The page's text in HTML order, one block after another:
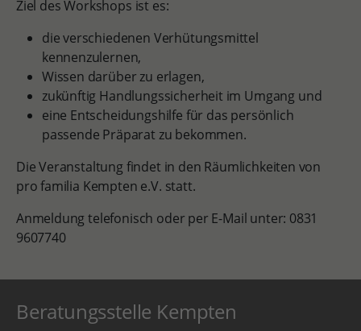
Ziel des Workshops ist es:
die verschiedenen Verhütungsmittel
kennenzulernen,
Wissen darüber zu erlagen,
zukünftig Handlungssicherheit im Umgang und
eine Entscheidungshilfe für das persönlich
passende Präparat zu bekommen.
Die Veranstaltung findet in den Räumlichkeiten von
pro familia Kempten e.V. statt.
Anmeldung telefonisch oder per E-Mail unter: 0831
9607740
Beratungsstelle Kempten